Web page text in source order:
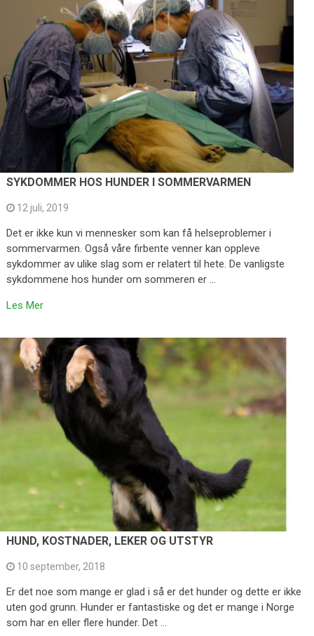
SYKDOMMER HOS HUNDER I SOMMERVARMEN
12 juli, 2019
Det er ikke kun vi mennesker som kan få helseproblemer i
sommervarmen. Også våre firbente venner kan oppleve
sykdommer av ulike slag som er relatert til hete. De vanligste
sykdommene hos hunder om sommeren er …
Les Mer
HUND, KOSTNADER, LEKER OG UTSTYR
10 september, 2018
Er det noe som mange er glad i så er det hunder og dette er ikke
uten god grunn. Hunder er fantastiske og det er mange i Norge
som har en eller flere hunder. Det …